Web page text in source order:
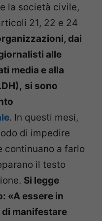
la società civile,
21, 22 e 24
dai
alle
media e alla
si sono
. In questi mesi,
di impedire
continuano a farlo
il testo
Si legge
«A essere in
manifestare